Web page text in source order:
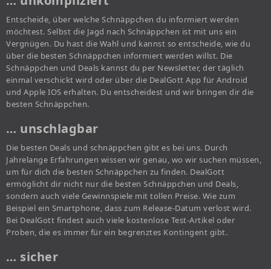
Entscheide, über welche Schnäppchen du informiert werden
möchtest. Selbst die Jagd nach Schnäppchen ist mit uns ein
Vergnügen. Du hast die Wahl und kannst so entscheide, wie du
über die besten Schnäppchen informiert werden willst. Die
Schnäppchen und Deals kannst du per Newsletter, der täglich
einmal verschickt wird oder über die DealGott App für Android
und Apple IOS erhalten. Du entscheidest und wir bringen dir die
besten Schnäppchen.
… unschlagbar
Die besten Deals und schnäppchen gibt es bei uns. Durch
Jahrelange Erfahrungen wissen wir genau, wo wir suchen müssen,
um für dich die besten Schnäppchen zu finden. DealGott
ermöglicht dir nicht nur die besten Schnäppchen und Deals,
sondern auch viele Gewinnspiele mit tollen Preise. Wie zum
Beispiel ein Smartphone, dass zum Release-Datum verlost wird.
Bei DealGott findest auch viele kostenlose Test-Artikel oder
Proben, die es immer für ein begrenztes Kontingent gibt.
… sicher